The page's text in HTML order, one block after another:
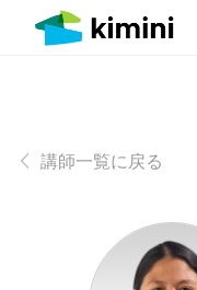
講師一覧に戻る